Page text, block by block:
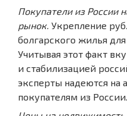
Покупатели из России
рынок. Укрепление
болгарского жилья
Учитывая этот факт
и стабилизацией
эксперты надеются
покупателям из России.